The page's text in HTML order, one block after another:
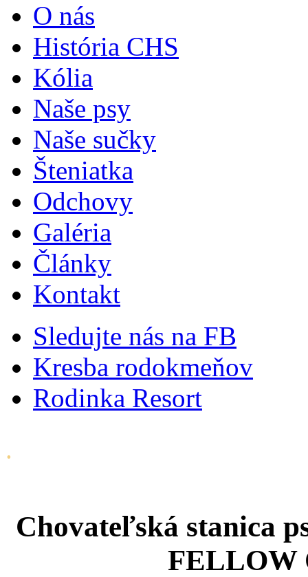
O nás
História CHS
Kólia
Naše psy
Naše sučky
Šteniatka
Odchovy
Galéria
Články
Kontakt
Sledujte nás na FB
Kresba rodokmeňov
Rodinka Resort
.
Chovateľská stanica
FELLOW